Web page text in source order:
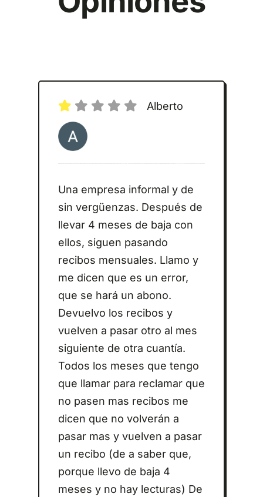
Alberto
Una empresa informal y de
sin vergüenzas. Después de
llevar 4 meses de baja con
ellos, siguen pasando
recibos mensuales. Llamo y
me dicen que es un error,
que se hará un abono.
Devuelvo los recibos y
vuelven a pasar otro al mes
siguiente de otra cuantía.
Todos los meses que tengo
que llamar para reclamar que
no pasen mas recibos me
dicen que no volverán a
pasar mas y vuelven a pasar
un recibo (de a saber que,
porque llevo de baja 4
meses y no hay lecturas) De